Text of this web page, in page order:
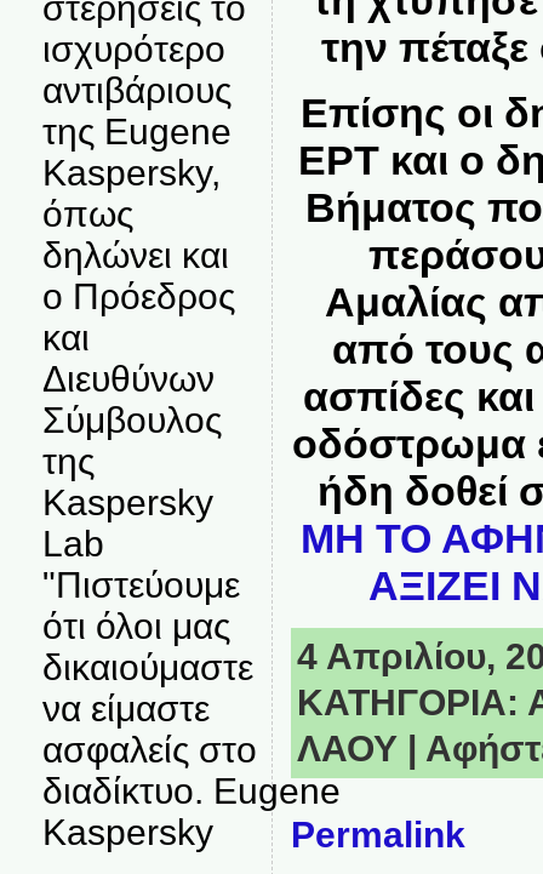
ισχυρότερο
αντιβάριους
της Eugene
Kaspersky,
όπως
δηλώνει και
ο Πρόεδρος
και
Διευθύνων
Σύμβουλος
της
Kaspersky
Lab
"Πιστεύουμε
ότι όλοι μας
δικαιούμαστε
να είμαστε
ασφαλείς στο
διαδίκτυο. Eugene
Kaspersky
την
Επίσης οι
ΕΡΤ και ο
Βήματος
Αμαλίας
από τους
ασπίδες
οδόστρωμα
ήδη δοθεί
ΜΗ ΤΟ
ΑΞΙΖΕΙ
4 Απριλίου,
ΚΑΤΗΓΟΡΙΑ:
ΛΑΟΥ|
Permalink